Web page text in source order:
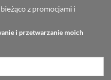
z promocjami i
i przetwarzanie moich